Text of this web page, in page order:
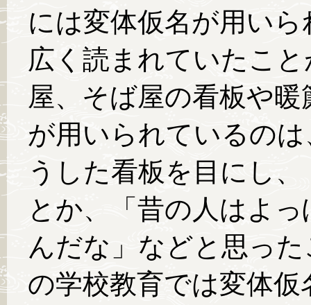
には変体仮名が用い
広く読まれていたこ
屋、そば屋の看板や
が用いられているの
うした看板を目にし
とか、「昔の人はよ
んだな」などと思っ
の学校教育では変体